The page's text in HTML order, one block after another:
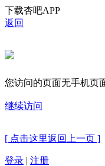
下载杏吧APP
返回
您访问的页面无手机页
继续访问
[ 点击这里返回上一页 ]
登录 | 注册